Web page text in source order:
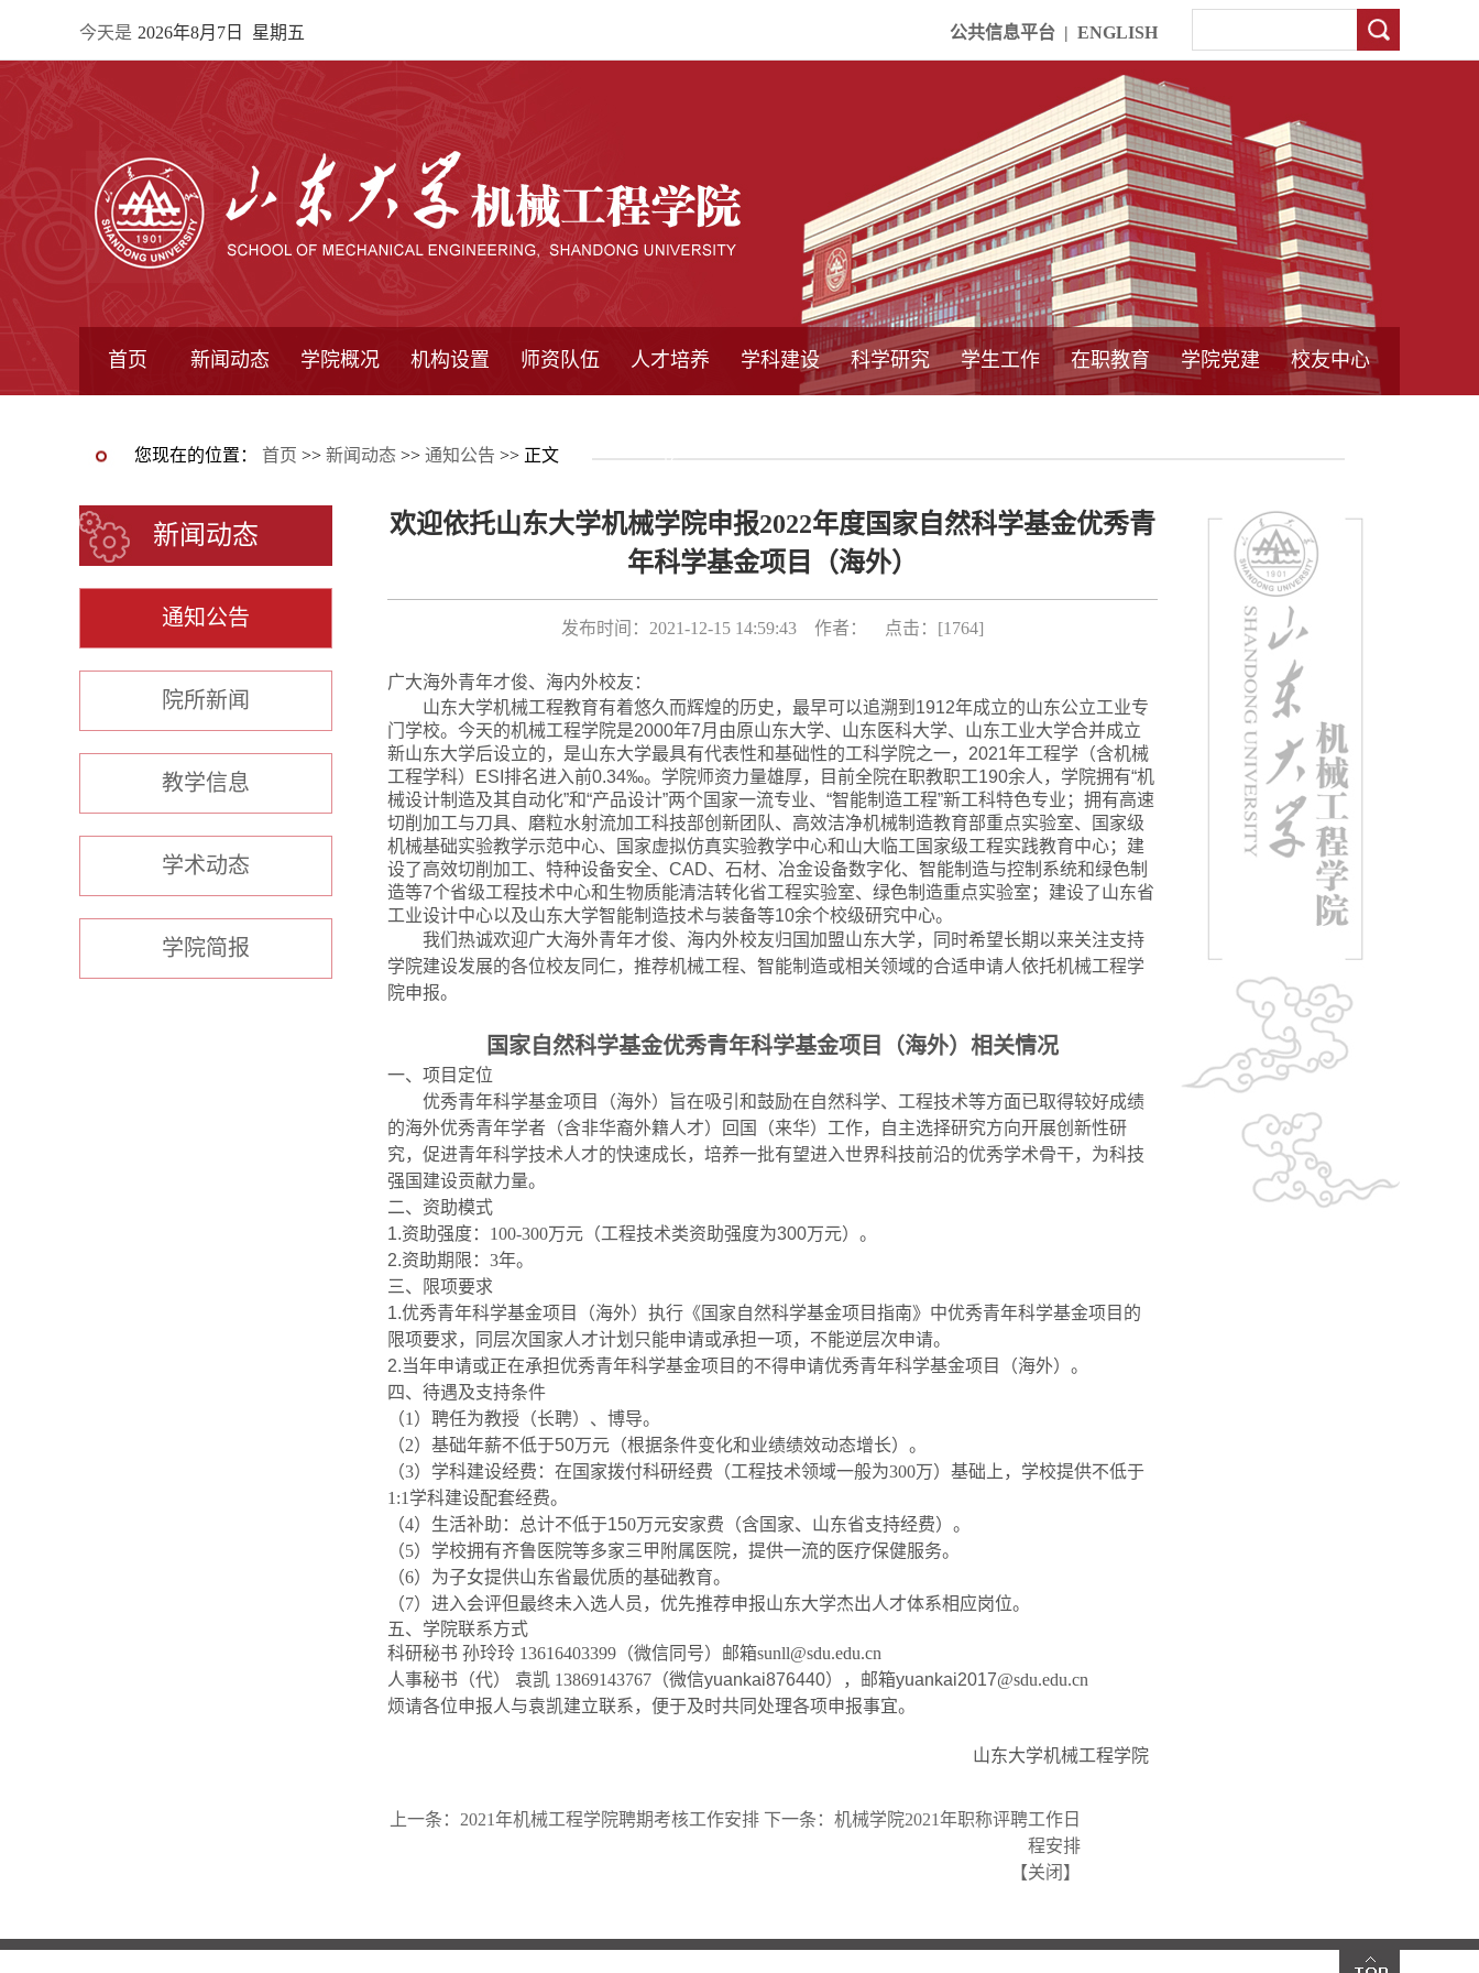
今天是 2026年8月7日 星期五 公共信息平台 | ENGLISH
首页 新闻动态 学院概况 机构设置 师资队伍 人才培养
坛
学科建设 科学研究 学生工作 在职教育 学院党建 校友中心
您现在的位置： 首页 >> 新闻动态 >> 通知公告 >> 正文
新闻动态
通知公告
院所新闻
教学信息
学术动态
学院简报
欢迎依托山东大学机械学院申报2022年度国家自然科学基金优秀青
年科学基金项目（海外）
发布时间：2021-12-15 14:59:43 作者： 点击：[1764]
广大海外青年才俊、海内外校友：
山东大学机械工程教育有着悠久而辉煌的历史，最早可以追溯到 1912年成立的山东公立工业专
门学校。今天的机械工程学院是2000年7月由原山东大学、山东医科大学、山东工业大学合并成立
新山东大学后设立的，是山东大学最具有代表性和基础性的工科学院之一， 2021年工程学（含机械
工程学科）
ESI 排名进入前0.34‰。学院师资力量雄厚，目前全院在职教职工190余人，学院拥有“机
械设计制造及其自动化”和“产品设计”两个国家一流专业、“智能制造工程”新工科特色专业；拥有高速
切削加工与刀具、磨粒水射流加工科技部创新团队、高效洁净机械制造教育部重点实验室、国家级
机械基础实验教学示范中心、国家虚拟仿真实验教学中心和山大临工国家级工程实践教育中心；建
设了高效切削加工、特种设备安全、 CAD、石材、冶金设备数字化、智能制造与控制系统和绿色制
造等7个省级工程技术中心和生物质能清洁转化省工程实验室、绿色制造重点实验室；建设了山东省
工业设计中心以及山东大学智能制造技术与装备等10余个校级研究中心。
我们热诚欢迎广大海外青年才俊、海内外校友归国加盟山东大学，同时希望长期以来关注支持
学院建设发展的各位校友同仁，推荐机械工程、智能制造或相关领域的合适申请人依托机械工程学
院申报。
国家自然科学基金优秀青年科学基金项目（海外）相关情况
一、项目定位
优秀青年科学基金项目（海外）旨在吸引和鼓励在自然科学、工程技术等方面已取得较好成绩
的海外优秀青年学者（含非华裔外籍人才）回国（来华）工作，自主选择研究方向开展创新性研
究，促进青年科学技术人才的快速成长，培养一批有望进入世界科技前沿的优秀学术骨干，为科技
强国建设贡献力量。
二、资助模式
1.资助强度： 100-300万元（工程技术类资助强度为300万元）。
2.资助期限： 3年。
三、
限项要求
1.优秀青年科学基金项目（海外）执行《国家自然科学基金项目指南》中优秀青年科学基金项目的
限项要求，同层次国家人才计划只能申请或承担一项，不能逆层次申请。
2.当年申请或正在承担优秀青年科学基金项目的不得申请优秀青年科学基金项目（海外）。
四、待遇及支持条件
（1 ）聘任为教授（长聘）、博导。
（2）基础年薪不低于50万元（根据条件变化和业绩绩效动态增长）。
（3）学科建设经费：在国家拨付科研经费（工程技术领域一般为300万）基础上，学校提供不低于
1:1 学科建设配套经费。
（4）生活补助：总计不低于150万元安家费（含国家、山东省支持经费）。
（5）学校拥有齐鲁医院等多家三甲附属医院，提供一流的医疗保健服务。
（6）为子女提供山东省最优质的基础教育。
（7）进入会评但最终未入选人员，优先推荐申报山东大学杰出人才体系相应岗位。
五、学院联系方式
科研秘书 孙玲玲 13616403399 （微信同号）邮箱sunll@sdu.edu.cn
人事秘书（代） 袁凯 13869143767 （微信yuankai876440），邮箱yuankai2017@sdu.edu.cn
烦请各位申报人与袁凯建立联系，便于及时共同处理各项申报事宜。
山东大学机械工程学院
上一条： 2021年机械工程学院聘期考核工作安排 下一条： 机械学院2021年职称评聘工作日
程安排
【关闭 】